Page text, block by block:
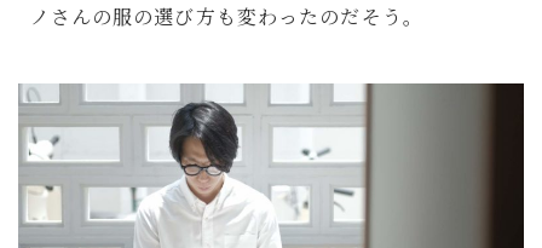
ノさんの服の選び方も変わったのだそう。